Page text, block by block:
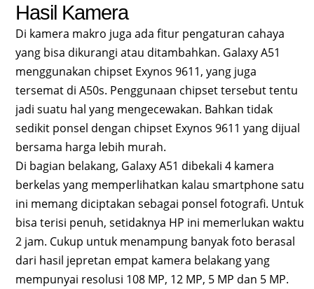
Hasil Kamera
Di kamera makro juga ada fitur pengaturan cahaya
yang bisa dikurangi atau ditambahkan. Galaxy A51
menggunakan chipset Exynos 9611, yang juga
tersemat di A50s. Penggunaan chipset tersebut tentu
jadi suatu hal yang mengecewakan. Bahkan tidak
sedikit ponsel dengan chipset Exynos 9611 yang dijual
bersama harga lebih murah.
Di bagian belakang, Galaxy A51 dibekali 4 kamera
berkelas yang memperlihatkan kalau smartphone satu
ini memang diciptakan sebagai ponsel fotografi. Untuk
bisa terisi penuh, setidaknya HP ini memerlukan waktu
2 jam. Cukup untuk menampung banyak foto berasal
dari hasil jepretan empat kamera belakang yang
mempunyai resolusi 108 MP, 12 MP, 5 MP dan 5 MP.